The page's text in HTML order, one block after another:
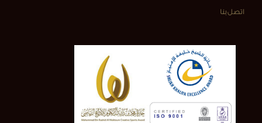
اتصل بنا